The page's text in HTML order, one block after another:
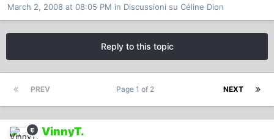
March 2, 2008 at 08:05 PM in Discussioni su Céline Dion
Reply to this topic
PREV NEXT
Page 1 of 2
VinnyT.